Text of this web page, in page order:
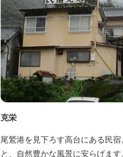
克栄
尾鷲港を見下ろす高台にある民
と、自然豊かな風景に安らげま